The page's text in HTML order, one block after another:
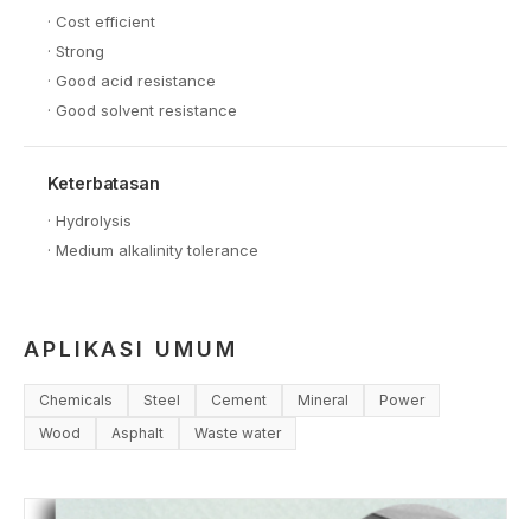
· Cost efficient
· Strong
· Good acid resistance
· Good solvent resistance
Keterbatasan
· Hydrolysis
· Medium alkalinity tolerance
APLIKASI UMUM
Chemicals Steel Cement Mineral
Power
Wood
Asphalt Waste water